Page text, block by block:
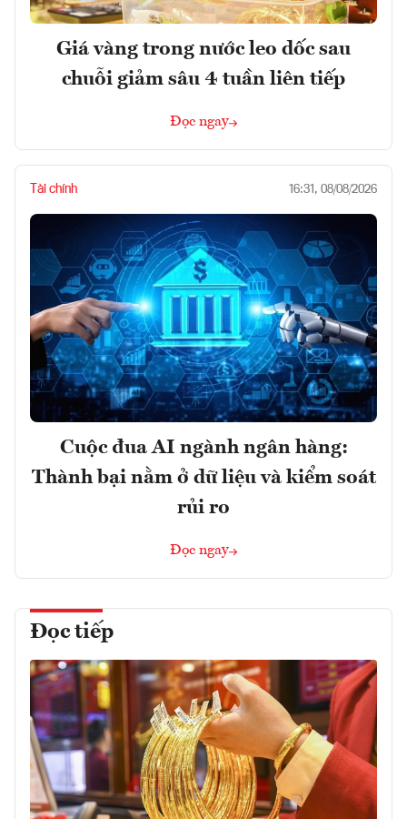
Giá vàng trong nước leo dốc sau
chuỗi giảm sâu 4 tuần liên tiếp
Đọc ngay
Tài chính 16:31, 08/08/2026
Cuộc đua AI ngành ngân hàng:
Thành bại nằm ở dữ liệu và kiểm soát
rủi ro
Đọc ngay
Đọc tiếp